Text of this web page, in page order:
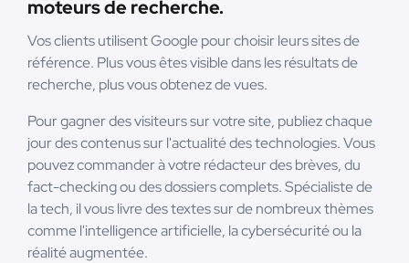
moteurs de recherche.
Vos clients utilisent Google pour choisir leurs sites de
référence. Plus vous êtes visible dans les résultats de
recherche, plus vous obtenez de vues.
Pour gagner des visiteurs sur votre site, publiez chaque
jour des contenus sur l'actualité des technologies. Vous
pouvez commander à votre rédacteur des brèves, du
fact-checking ou des dossiers complets. Spécialiste de
la tech, il vous livre des textes sur de nombreux thèmes
comme l'intelligence artificielle, la cybersécurité ou la
réalité augmentée.